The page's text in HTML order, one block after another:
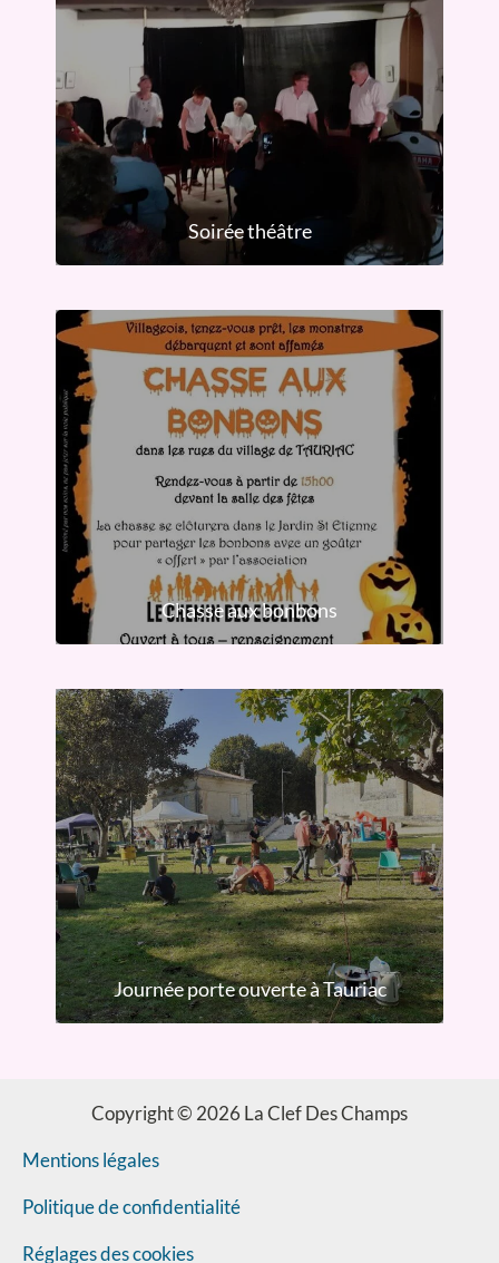
Soirée théâtre
Chasse aux bonbons
Journée porte ouverte à Tauriac
Copyright © 2026 La Clef Des Champs
Mentions légales
Politique de confidentialité
Réglages des cookies